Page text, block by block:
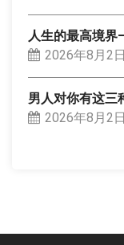
人生的最高境界
2026年8月2日
男人对你有这三
2026年8月2日